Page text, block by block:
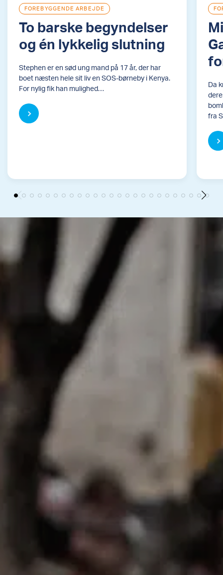
FOREBYGGENDE ARBEJDE
To barske begyndelser
og én lykkelig slutning
Stephen er en sød ung mand på 17 år, der har
boet næsten hele sit liv en SOS-børneby i Kenya.
For nylig fik han mulighed…
Da
fra